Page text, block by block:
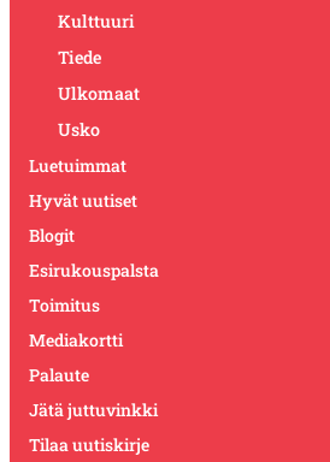
Kulttuuri
Tiede
Ulkomaat
Usko
Luetuimmat
Hyvät uutiset
Blogit
Esirukouspalsta
Toimitus
Mediakortti
Palaute
Jätä juttuvinkki
Tilaa uutiskirje